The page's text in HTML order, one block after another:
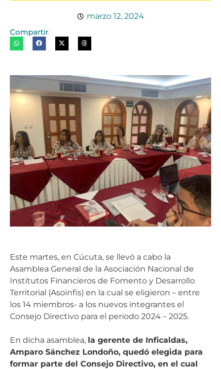
marzo 12, 2024
Compartir
Este martes, en Cúcuta, se llevó a cabo la
Asamblea General de la Asociación Nacional de
Institutos Financieros de Fomento y Desarrollo
Territorial (Asoinfis) en la cual se eligieron – entre
los 14 miembros- a los nuevos integrantes el
Consejo Directivo para el periodo 2024 – 2025.
En dicha asamblea, la gerente de Inficaldas,
Amparo Sánchez Londoño, quedó elegida para
formar parte del Consejo Directivo, en el cual